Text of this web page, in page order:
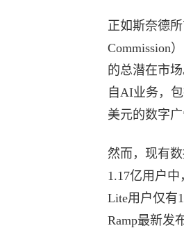
正如斯奈德所
Commission
的总潜在市
自AI业务，
美元的数字
然而，现有
1.17亿用户中
Lite用户仅有
Ramp最新发